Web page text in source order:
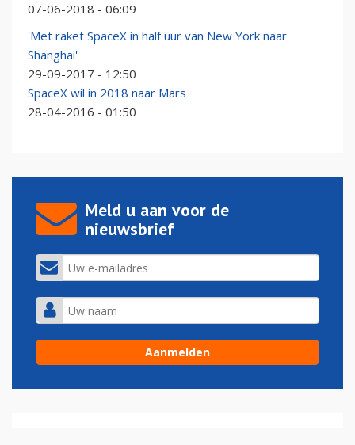
07-06-2018 - 06:09
'Met raket SpaceX in half uur van New York naar
Shanghai'
29-09-2017 - 12:50
SpaceX wil in 2018 naar Mars
28-04-2016 - 01:50
Meld u aan voor de
nieuwsbrief